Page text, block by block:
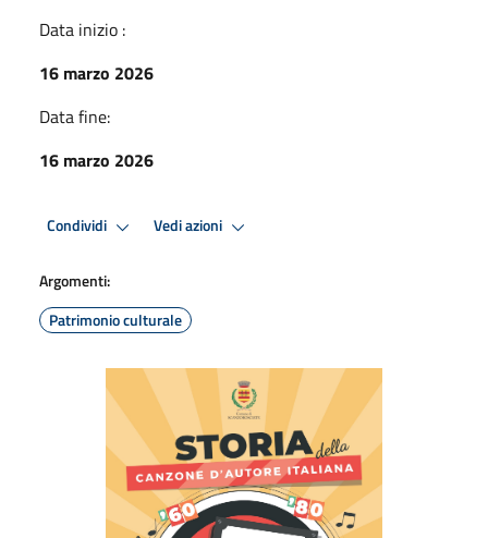
Data inizio :
16 marzo 2026
Data fine:
16 marzo 2026
Condividi Vedi azioni
Argomenti:
Patrimonio culturale